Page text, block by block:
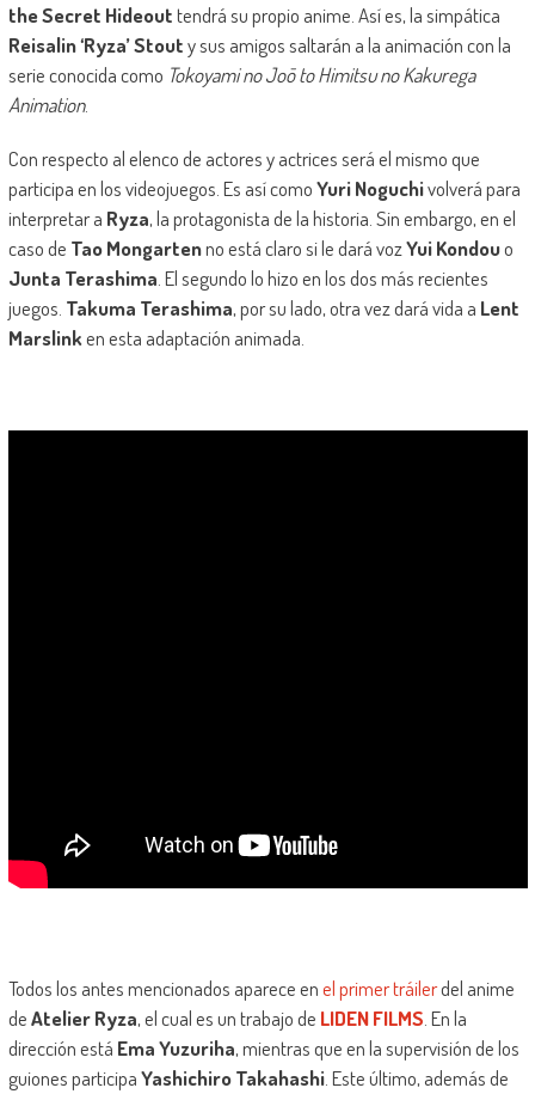
the Secret Hideouttendrá su propio anime. Así es, la simpática
Reisalin ‘Ryza’ Stouty sus amigos saltarán a la animación con la
serie conocida como Tokoyami no Joō to Himitsu no Kakurega
Animation.
Con respecto al elenco de actores y actrices será el mismo que
participa en los videojuegos. Es así comoYuri Noguchivolverá para
interpretar a Ryza, la protagonista de la historia. Sin embargo, en el
caso de Tao Mongartenno está claro si le dará vozYui Kondouo
Junta Terashima . El segundo lo hizo en los dos más recientes
juegos. Takuma Terashima, por su lado, otra vez dará vida a Lent
Marslinken esta adaptación animada.
Todos los antes mencionados aparece enel primer tráilerdel anime
deAtelier Ryza, el cual es un trabajo de LIDEN FILMS . En la
dirección está Ema Yuzuriha, mientras que en la supervisión de los
guiones participaYashichiro Takahashi. Este último, además de